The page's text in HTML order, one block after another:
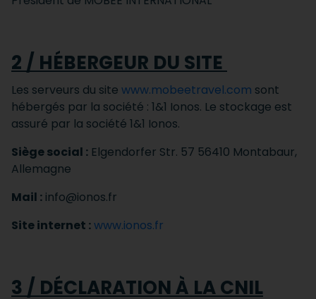
2 / HÉBERGEUR DU SITE
Les serveurs du site www.mobeetravel.com sont
hébergés par la société : 1&1 Ionos. Le stockage est
assuré par la société 1&1 Ionos.
Siège social : Elgendorfer Str. 57 56410 Montabaur,
Allemagne
Mail : info@ionos.fr
Site internet :www.ionos.fr
3 / DÉCLARATION À LA CNIL